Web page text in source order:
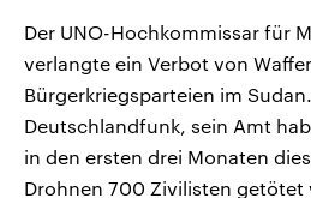
Der UNO-Hochkommissar für
verlangte ein Verbot von
Bürgerkriegsparteien im
Deutschlandfunk, sein Amt
in den ersten drei Monaten
Drohnen 700 Zivilisten getötet